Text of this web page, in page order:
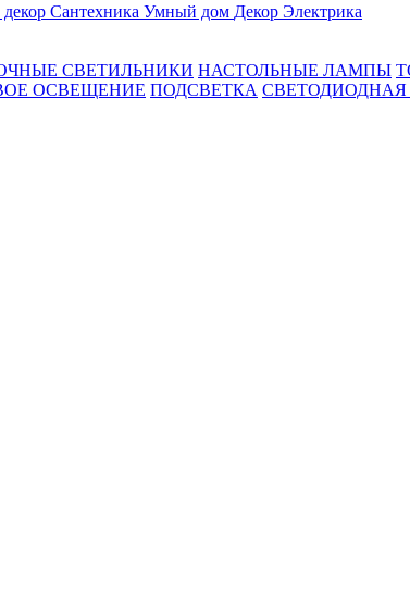
Сантехника Умный дом Декор Электрика
СВЕТИЛЬНИКИ НАСТОЛЬНЫЕ ЛАМПЫ
ОСВЕЩЕНИЕ ПОДСВЕТКА СВЕТОДИОДНАЯ